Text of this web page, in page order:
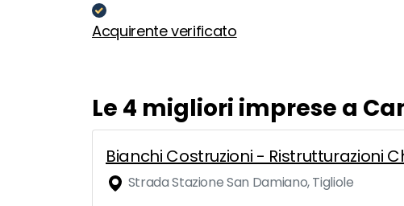
Acquirente verificato
Le 4 migliori imprese a
Bianchi Costruzioni - Ristrutturazioni
Strada Stazione San Damiano, Tigliole